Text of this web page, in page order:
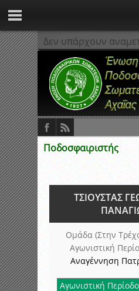
Δεν υπάρχουν
Ποδοσφαιριστής
ΤΣΙΟΥΣΤΑΣ
Ομάδα (Στην
Αγωνιστική
Αναγέννηση